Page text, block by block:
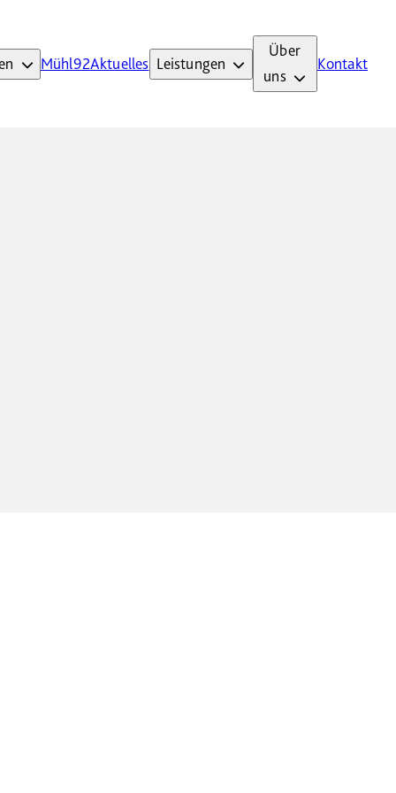
Mühl92Aktuelles Leistungen
Über
uns
Kontakt